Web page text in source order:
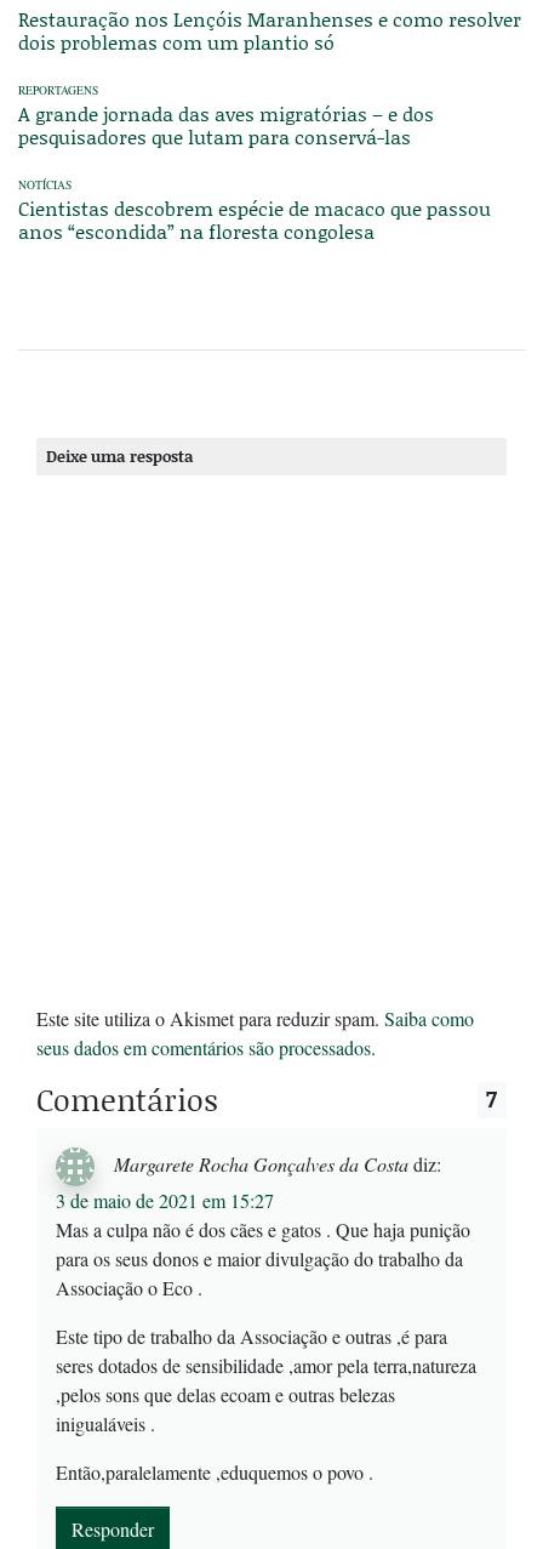
Restauração nos Lençóis Maranhenses e como resolver
dois problemas com um plantio só
REPORTAGENS
A grande jornada das aves migratórias – e dos
pesquisadores que lutam para conservá-las
NOTÍCIAS
Cientistas descobrem espécie de macaco que passou
anos “escondida” na floresta congolesa
Deixe uma resposta
Este site utiliza o Akismet para reduzir spam. Saiba como
seus dados em comentários são processados.
Comentários 7
Margarete Rocha Gonçalves da Costadiz:
3 de maio de 2021 em 15:27
Mas a culpa não é dos cães e gatos . Que haja punição
para os seus donos e maior divulgação do trabalho da
Associação o Eco .
Este tipo de trabalho da Associação e outras ,é para
seres dotados de sensibilidade ,amor pela terra,natureza
,pelos sons que delas ecoam e outras belezas
inigualáveis .
Então,paralelamente ,eduquemos o povo .
Responder